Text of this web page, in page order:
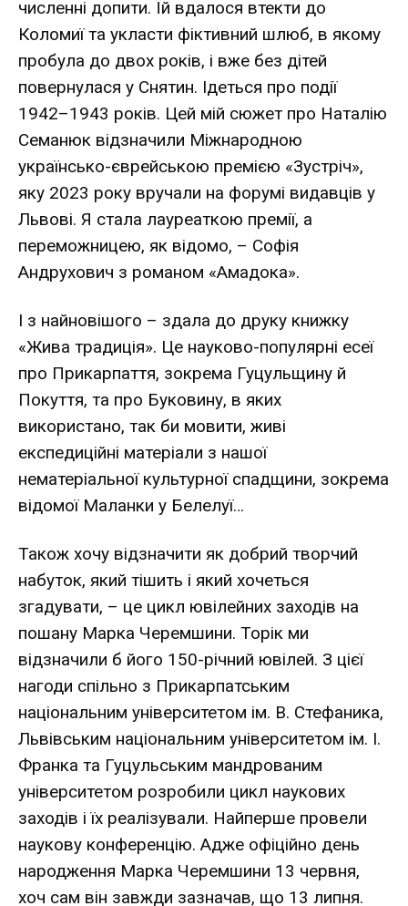
численні допити. Їй вдалося втекти до
Коломиї та укласти фіктивний шлюб, в якому
пробула до двох років, і вже без дітей
повернулася у Снятин. Ідеться про події
1942–1943 років. Цей мій сюжет про Наталію
Семанюк відзначили Міжнародною
українсько-єврейською премією «Зустріч»,
яку 2023 року вручали на форумі видавців у
Львові. Я стала лауреаткою премії, а
переможницею, як відомо, – Софія
Андрухович з романом «Амадока».
І з найновішого – здала до друку книжку
«Жива традиція». Це науково-популярні есеї
про Прикарпаття, зокрема Гуцульщину й
Покуття, та про Буковину, в яких
використано, так би мовити, живі
експедиційні матеріали з нашої
нематеріальної культурної спадщини, зокрема
відомої Маланки у Белелуї…
Також хочу відзначити як добрий творчий
набуток, який тішить і який хочеться
згадувати, – це цикл ювілейних заходів на
пошану Марка Черемшини. Торік ми
відзначили б його 150-річний ювілей. З цієї
нагоди спільно з Прикарпатським
національним університетом ім. В. Стефаника,
Львівським національним університетом ім. І.
Франка та Гуцульським мандрованим
університетом розробили цикл наукових
заходів і їх реалізували. Найперше провели
наукову конференцію. Адже офіційно день
народження Марка Черемшини 13 червня,
хоч сам він завжди зазначав, що 13 липня.